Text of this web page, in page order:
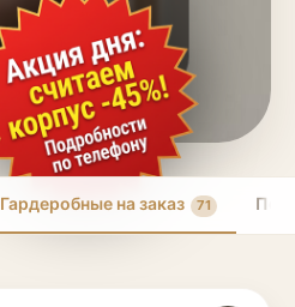
Гардеробные на заказ 71